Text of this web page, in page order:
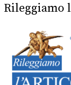
Rileggiamo